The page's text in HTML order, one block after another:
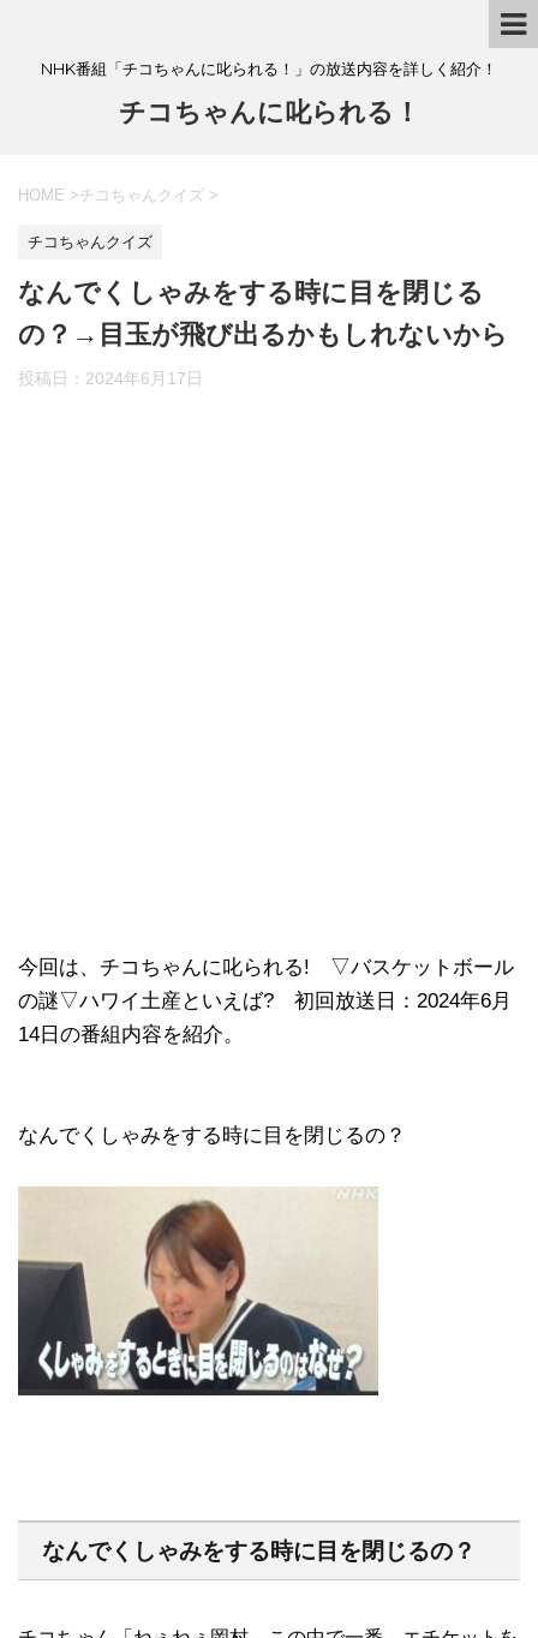
NHK番組「チコちゃんに叱られる！」の放送内容を詳しく紹介！
チコちゃんに叱られる！
HOME >チコちゃんクイズ >
チコちゃんクイズ
なんでくしゃみをする時に目を閉じる
の？→目玉が飛び出るかもしれないから
投稿日： 2024年6月17日
今回は、チコちゃんに叱られる! ▽バスケットボール
の謎▽ハワイ土産といえば? 初回放送日：2024年6月
14日の番組内容を紹介。
なんでくしゃみをする時に目を閉じるの？
なんでくしゃみをする時に目を閉じるの？